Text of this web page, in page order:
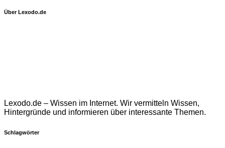
Über Lexodo.de
Lexodo.de – Wissen im Internet. Wir vermitteln Wissen,
Hintergründe und informieren über interessante Themen.
Schlagwörter